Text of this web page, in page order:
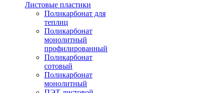
Листовые пластики
Поликарбонат для
теплиц
Поликарбонат
монолитный
профилированный
Поликарбонат
сотовый
Поликарбонат
монолитный